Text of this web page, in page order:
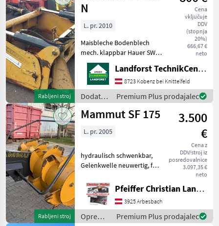
traktorje
/
Mammut
Rabljeni stroj
N
Cena
vključuje
DDV
(stopnja
20%)
666,67 €
neto
L. pr. 2010
Maisbleche Bodenblech
mech. klappbar Hauer SWE-
Wartezeiten oder
Wegstrecken zu ersparen,
bitten wir Sie um vorherige
Kontaktaufnahme, falls Sie
Landforst TechnikCenter Knittelfeld
8723 Kobenz bei Knittelfeld
Dodatna
oprema
za
Premium Plus prodajalec
Rabljeni stroj
Mammut SF 175
3.500
€
Cena z
DDV/stroj iz
posredovalnice
3.097,35 €
neto
L. pr. 2005
hydraulisch schwenkbar,
Gelenkwelle neuwertig, für
silaže, lakiran, Kardanski
pogon, : Razdelilniki silaže, :
lakiran, : Kardanski pogon
Oprema
Pfeiffer Christian Landtechnik
3925 Arbesbach
Oprema
Premium Plus prodajalec